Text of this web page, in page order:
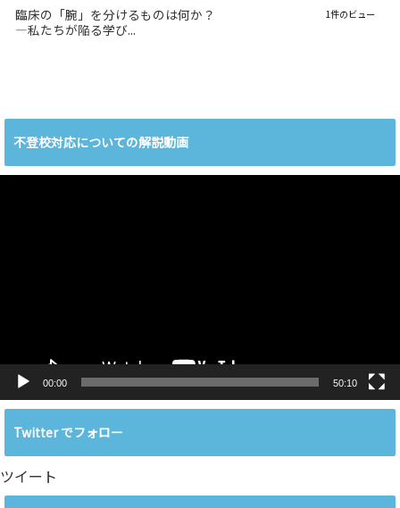
臨床の「腕」を分けるものは何か？
―私たちが陥る学び...
1件のビュー
不登校対応についての解説動画
00:00 50:10
Twitter でフォロー
ツイート